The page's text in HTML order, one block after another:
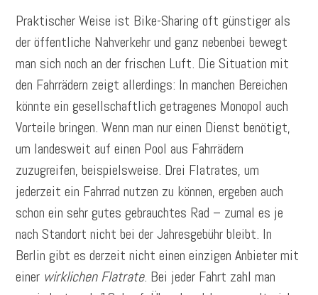
Praktischer Weise ist Bike-Sharing oft günstiger als
der öffentliche Nahverkehr und ganz nebenbei bewegt
man sich noch an der frischen Luft. Die Situation mit
den Fahrrädern zeigt allerdings: In manchen Bereichen
könnte ein gesellschaftlich getragenes Monopol auch
Vorteile bringen. Wenn man nur einen Dienst benötigt,
um landesweit auf einen Pool aus Fahrrädern
zuzugreifen, beispielsweise. Drei Flatrates, um
jederzeit ein Fahrrad nutzen zu können, ergeben auch
schon ein sehr gutes gebrauchtes Rad – zumal es je
nach Standort nicht bei der Jahresgebühr bleibt. In
Berlin gibt es derzeit nicht einen einzigen Anbieter mit
einer wirklichen Flatrate. Bei jeder Fahrt zahl man